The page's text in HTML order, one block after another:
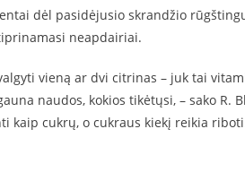
dėl pasidėjusio skrandžio
neapdairiai.
vieną ar dvi citrinas – juk tai
naudos, kokios tikėtųsi, – sako R.
cukrų, o cukraus kiekį reikia